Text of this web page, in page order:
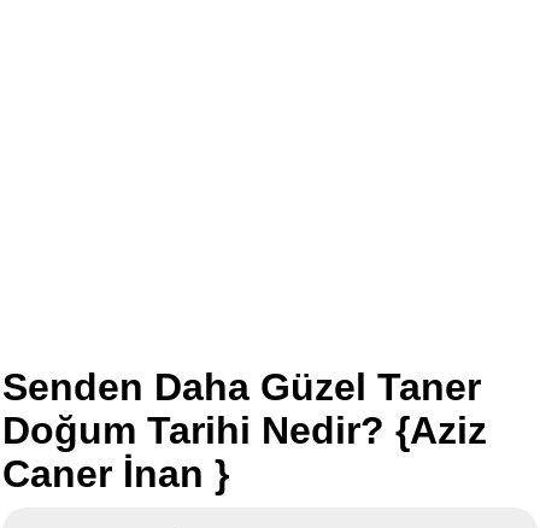
Senden Daha Güzel Taner
Doğum Tarihi Nedir? {Aziz
Caner İnan }